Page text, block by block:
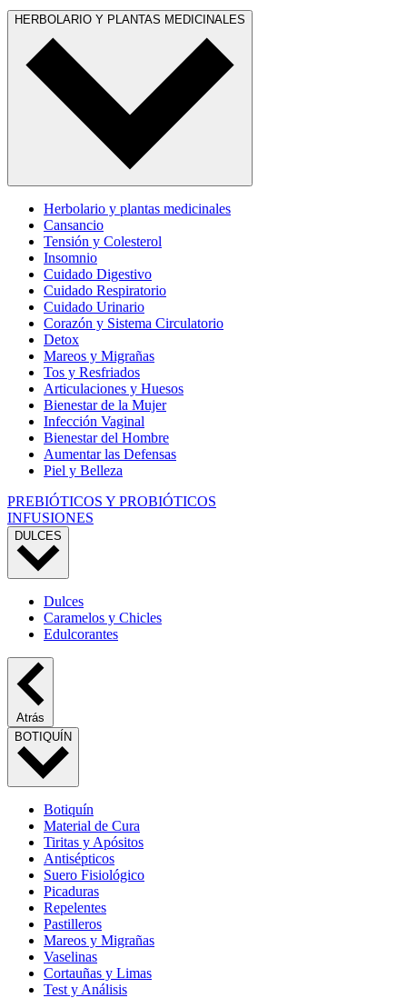
HERBOLARIO Y PLANTAS MEDICINALES
Herbolario y plantas medicinales
Cansancio
Tensión y Colesterol
Insomnio
Cuidado Digestivo
Cuidado Respiratorio
Cuidado Urinario
Corazón y Sistema Circulatorio
Detox
Mareos y Migrañas
Tos y Resfriados
Articulaciones y Huesos
Bienestar de la Mujer
Infección Vaginal
Bienestar del Hombre
Aumentar las Defensas
Piel y Belleza
PREBIÓTICOS Y PROBIÓTICOS
INFUSIONES
DULCES
Dulces
Caramelos y Chicles
Edulcorantes
Atrás
BOTIQUÍN
Botiquín
Material de Cura
Tiritas y Apósitos
Antisépticos
Suero Fisiológico
Picaduras
Repelentes
Pastilleros
Mareos y Migrañas
Vaselinas
Cortauñas y Limas
Test y Análisis